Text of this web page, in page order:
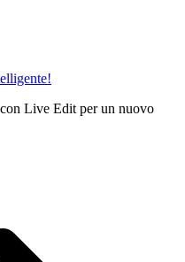
Live Edit per un nuovo